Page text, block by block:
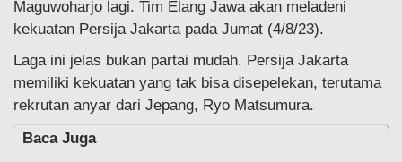
Maguwoharjo lagi. Tim Elang Jawa akan meladeni
kekuatan Persija Jakarta pada Jumat (4/8/23).
Laga ini jelas bukan partai mudah. Persija Jakarta
memiliki kekuatan yang tak bisa disepelekan, terutama
rekrutan anyar dari Jepang, Ryo Matsumura.
Baca Juga